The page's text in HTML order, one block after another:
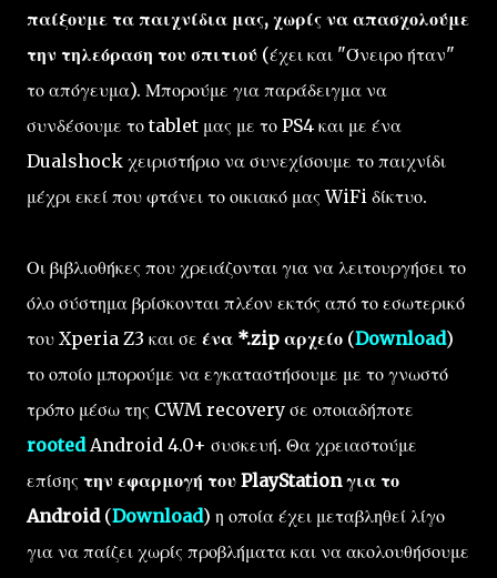
παίξουμε τα παιχνίδια μας, χωρίς να απασχολούμε
την τηλεόραση του σπιτιού (έχει και "Όνειρο ήταν"
το απόγευμα). Μπορούμε για παράδειγμα να
συνδέσουμε το tablet μας με το PS4 και με ένα
Dualshock χειριστήριο να συνεχίσουμε το παιχνίδι
μέχρι εκεί που φτάνει το οικιακό μας WiFi δίκτυο.
Οι βιβλιοθήκες που χρειάζονται για να λειτουργήσει το
όλο σύστημα βρίσκονται πλέον εκτός από το εσωτερικό
του Xperia Z3 και σε ένα *.zip αρχείο (Download)
το οποίο μπορούμε να εγκαταστήσουμε με το γνωστό
τρόπο μέσω της CWM recovery σε οποιαδήποτε
rootedAndroid 4.0+ συσκευή. Θα χρειαστούμε
επίσης την εφαρμογή του PlayStation για το
Android(Download) η οποία έχει μεταβληθεί λίγο
για να παίζει χωρίς προβλήματα και να ακολουθήσουμε